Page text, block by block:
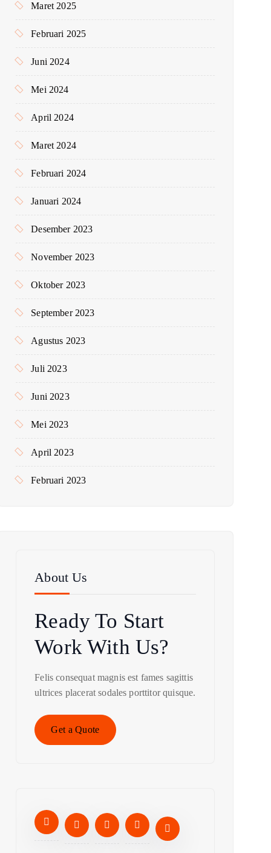
Maret 2025
Februari 2025
Juni 2024
Mei 2024
April 2024
Maret 2024
Februari 2024
Januari 2024
Desember 2023
November 2023
Oktober 2023
September 2023
Agustus 2023
Juli 2023
Juni 2023
Mei 2023
April 2023
Februari 2023
About Us
Ready To Start
Work With Us?
Felis consequat magnis est fames sagittis
ultrices placerat sodales porttitor quisque.
Get a Quote